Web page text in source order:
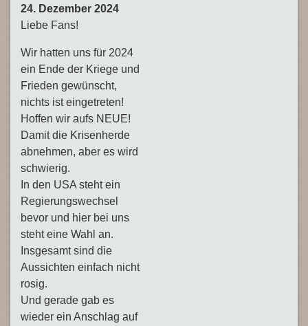
24. Dezember 2024
Liebe Fans!
Wir hatten uns für 2024
ein Ende der Kriege und
Frieden gewünscht,
nichts ist eingetreten!
Hoffen wir aufs NEUE!
Damit die Krisenherde
abnehmen, aber es wird
schwierig.
In den USA steht ein
Regierungswechsel
bevor und hier bei uns
steht eine Wahl an.
Insgesamt sind die
Aussichten einfach nicht
rosig.
Und gerade gab es
wieder ein Anschlag auf